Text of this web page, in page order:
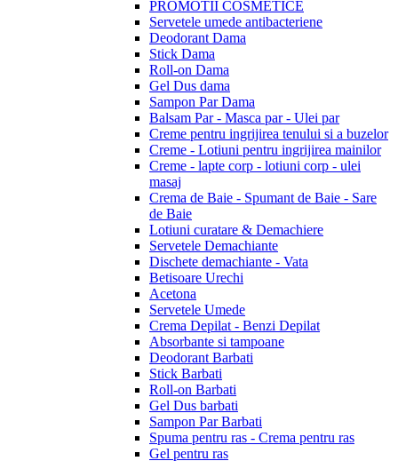
PROMOTII COSMETICE
Servetele umede antibacteriene
Deodorant Dama
Stick Dama
Roll-on Dama
Gel Dus dama
Sampon Par Dama
Balsam Par - Masca par - Ulei par
Creme pentru ingrijirea tenului si a buzelor
Creme - Lotiuni pentru ingrijirea mainilor
Creme - lapte corp - lotiuni corp - ulei
masaj
Crema de Baie - Spumant de Baie - Sare
de Baie
Lotiuni curatare & Demachiere
Servetele Demachiante
Dischete demachiante - Vata
Betisoare Urechi
Acetona
Servetele Umede
Crema Depilat - Benzi Depilat
Absorbante si tampoane
Deodorant Barbati
Stick Barbati
Roll-on Barbati
Gel Dus barbati
Sampon Par Barbati
Spuma pentru ras - Crema pentru ras
Gel pentru ras